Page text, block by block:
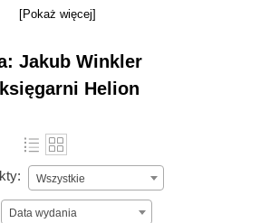
[Pokaż więcej]
Jakub Winkler
Helion
Wszystkie
Data wydania